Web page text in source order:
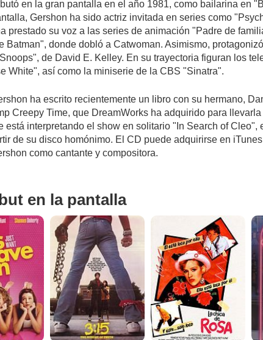
en la gran pantalla en el año 1981, como bailarina en
Gershon ha sido actriz invitada en series como
prestado su voz a las series de animación "Padre de
Batman", donde dobló a Catwoman. Asimismo,
de David E. Kelley. En su trayectoria figuran los
White", así como la miniserie de la CBS "Sinatra".
ha escrito recientemente un libro con su hermano,
Creepy Time, que DreamWorks ha adquirido para llevarla
está interpretando el show en solitario "In Search of Cleo",
de su disco homónimo. El CD puede adquirirse en
como cantante y compositora.
en la pantalla